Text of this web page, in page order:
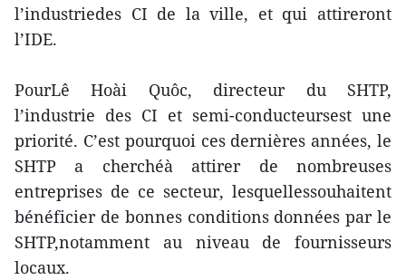
l’industriedes CI de la ville, et qui attireront
l’IDE.
PourLê Hoài Quôc, directeur du SHTP,
l’industrie des CI et semi-conducteursest une
priorité. C’est pourquoi ces dernières années, le
SHTP a cherchéà attirer de nombreuses
entreprises de ce secteur, lesquellessouhaitent
bénéficier de bonnes conditions données par le
SHTP,notamment au niveau de fournisseurs
locaux.